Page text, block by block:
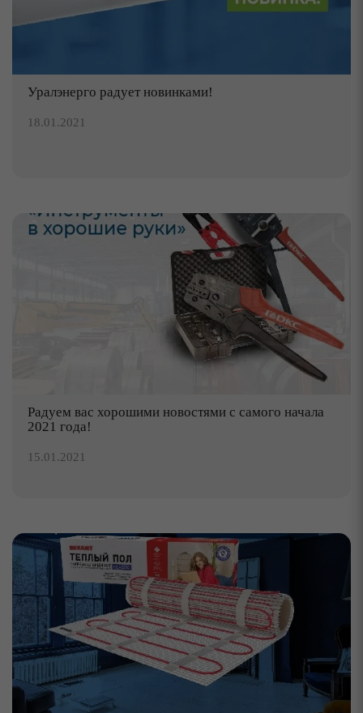
Уралэнерго радует новинками!
18.01.2021
Радуем вас хорошими новостями с самого начала
2021 года!
15.01.2021